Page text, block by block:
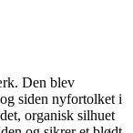
Den blev
siden nyfortolket i
organisk silhuet